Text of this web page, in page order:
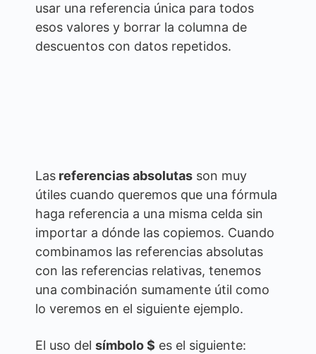
usar una referencia única para todos
esos valores y borrar la columna de
descuentos con datos repetidos.
Las referencias absolutas son muy
útiles cuando queremos que una fórmula
haga referencia a una misma celda sin
importar a dónde las copiemos. Cuando
combinamos las referencias absolutas
con las referencias relativas, tenemos
una combinación sumamente útil como
lo veremos en el siguiente ejemplo.
El uso del símbolo $ es el siguiente: